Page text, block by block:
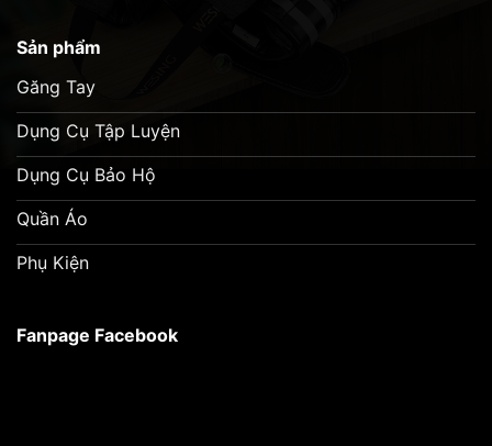
Sản phẩm
Găng Tay
Dụng Cụ Tập Luyện
Dụng Cụ Bảo Hộ
Quần Áo
Phụ Kiện
Fanpage Facebook